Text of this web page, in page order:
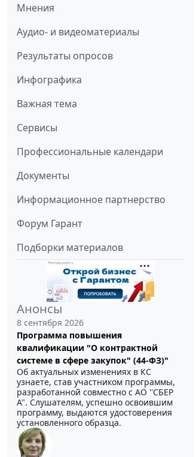
Мнения
Аудио- и видеоматериалы
Результаты опросов
Инфографика
Важная тема
Сервисы
Профессиональные календари
Документы
Информационное партнерство
Форум Гарант
Подборки материалов
Анонсы
8 сентября 2026
Программа повышения
квалификации "О контрактной
системе в сфере закупок" (44-ФЗ)"
Об актуальных изменениях в КС
узнаете, став участником программы,
разработанной совместно с АО ''СБЕР
А". Слушателям, успешно освоившим
программу, выдаются удостоверения
установленного образца.